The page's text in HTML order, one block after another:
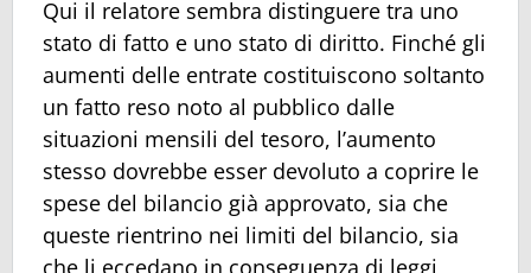
Qui il relatore sembra distinguere tra uno
stato di fatto e uno stato di diritto. Finché gli
aumenti delle entrate costituiscono soltanto
un fatto reso noto al pubblico dalle
situazioni mensili del tesoro, l’aumento
stesso dovrebbe esser devoluto a coprire le
spese del bilancio già approvato, sia che
queste rientrino nei limiti del bilancio, sia
che li eccedano in conseguenza di leggi